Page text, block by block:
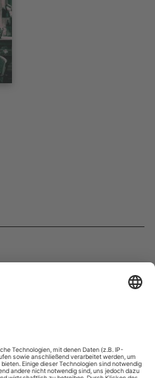
bröckelt von der Decke –
als früher. Denn die von
gegründeten Sophiensaele